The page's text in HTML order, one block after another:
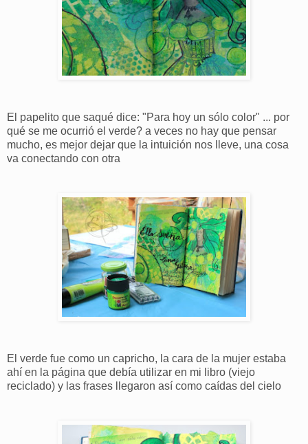
El papelito que saqué dice: "Para hoy un sólo color" ... por
qué se me ocurrió el verde? a veces no hay que pensar
mucho, es mejor dejar que la intuición nos lleve, una cosa
va conectando con otra
El verde fue como un capricho, la cara de la mujer estaba
ahí en la página que debía utilizar en mi libro (viejo
reciclado) y las frases llegaron así como caídas del cielo